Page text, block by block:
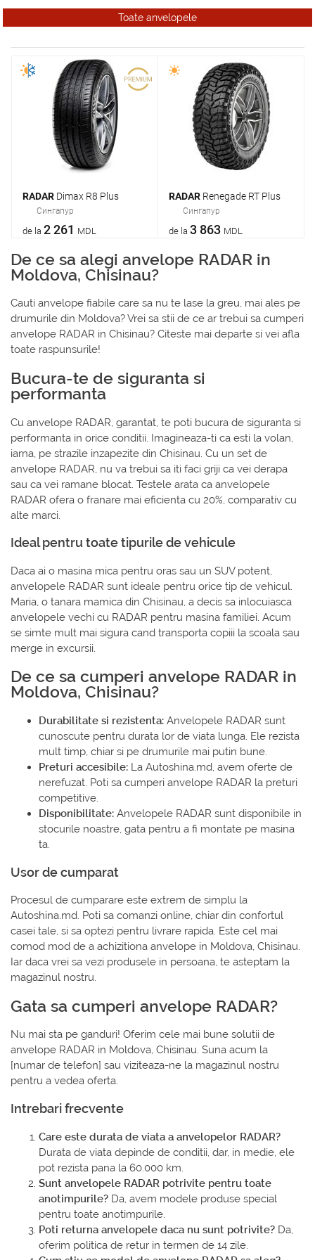
Toate anvelopele
RADAR Dimax R8 Plus
Сингапур
de la 2 261 MDL
RADAR Renegade RT Plus
Сингапур
de la 3 863 MDL
De ce sa alegi anvelope RADAR in
Moldova, Chisinau?
Cauti anvelope fiabile care sa nu te lase la greu, mai ales pe
drumurile din Moldova? Vrei sa stii de ce ar trebui sa cumperi
anvelope RADAR in Chisinau? Citeste mai departe si vei afla
toate raspunsurile!
Bucura-te de siguranta si
performanta
Cu anvelope RADAR, garantat, te poti bucura de siguranta si
performanta in orice conditii. Imagineaza-ti ca esti la volan,
iarna, pe strazile inzapezite din Chisinau. Cu un set de
anvelope RADAR, nu va trebui sa iti faci griji ca vei derapa
sau ca vei ramane blocat. Testele arata ca anvelopele
RADAR ofera o franare mai eficienta cu 20%, comparativ cu
alte marci.
Ideal pentru toate tipurile de vehicule
Daca ai o masina mica pentru oras sau un SUV potent,
anvelopele RADAR sunt ideale pentru orice tip de vehicul.
Maria, o tanara mamica din Chisinau, a decis sa inlocuiasca
anvelopele vechi cu RADAR pentru masina familiei. Acum
se simte mult mai sigura cand transporta copiii la scoala sau
merge in excursii.
De ce sa cumperi anvelope RADAR in
Moldova, Chisinau?
Durabilitate si rezistenta: Anvelopele RADAR sunt
cunoscute pentru durata lor de viata lunga. Ele rezista
mult timp, chiar si pe drumurile mai putin bune.
Preturi accesibile: La Autoshina.md, avem oferte de
nerefuzat. Poti sa cumperi anvelope RADAR la preturi
competitive.
Disponibilitate: Anvelopele RADAR sunt disponibile in
stocurile noastre, gata pentru a fi montate pe masina
ta.
Usor de cumparat
Procesul de cumparare este extrem de simplu la
Autoshina.md. Poti sa comanzi online, chiar din confortul
casei tale, si sa optezi pentru livrare rapida. Este cel mai
comod mod de a achizitiona anvelope in Moldova, Chisinau.
Iar daca vrei sa vezi produsele in persoana, te asteptam la
magazinul nostru.
Gata sa cumperi anvelope RADAR?
Nu mai sta pe ganduri! Oferim cele mai bune solutii de
anvelope RADAR in Moldova, Chisinau. Suna acum la
[numar de telefon] sau viziteaza-ne la magazinul nostru
pentru a vedea oferta.
Intrebari frecvente
Care este durata de viata a anvelopelor RADAR?
Durata de viata depinde de conditii, dar, in medie, ele
pot rezista pana la 60.000 km.
Sunt anvelopele RADAR potrivite pentru toate
anotimpurile? Da, avem modele produse special
pentru toate anotimpurile.
Poti returna anvelopele daca nu sunt potrivite? Da,
oferim politica de retur in termen de 14 zile.